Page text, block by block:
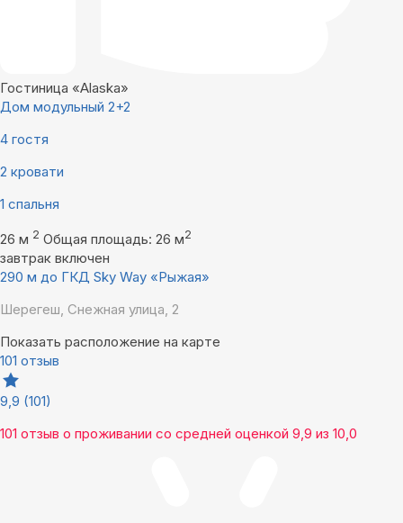
Гостиница «Alaska»
Дом модульный 2+2
4 гостя
2 кровати
1 спальня
26 м 2 Общая площадь: 26 м2
завтрак включен
290 м до ГКД Sky Way «Рыжая»
Шерегеш, Снежная улица, 2
Показать расположение на карте
101 отзыв
9,9 (101)
101 отзыв о проживании со средней оценкой 9,9 из 10,0